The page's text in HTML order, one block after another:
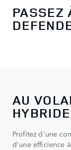
PASSEZ
AU
Profitez d'une
d'une efficience